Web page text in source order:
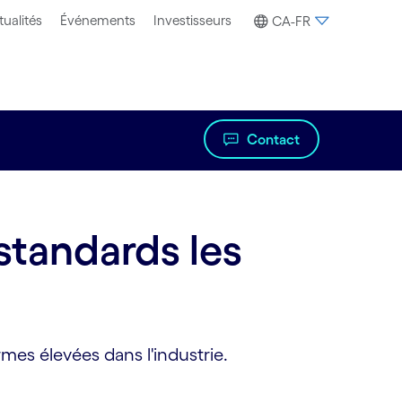
Événements Investisseurs CA-FR
Contact
les
élevées dans l'industrie.